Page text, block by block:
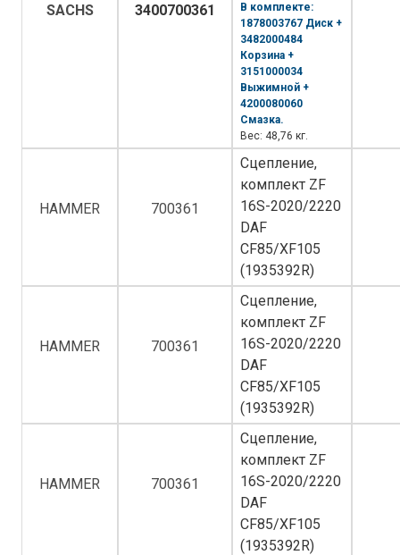
SACHS 3400700361
В комплекте:
1878003767 Диск +
3482000484
Корзина +
3151000034
Выжимной +
4200080060
Смазка.
Вес: 48,76 кг.
HAMMER 700361
Сцепление,
комплект ZF
16S-2020/2220
DAF
CF85/XF105
(1935392R)
HAMMER 700361
Сцепление,
комплект ZF
16S-2020/2220
DAF
CF85/XF105
(1935392R)
HAMMER 700361
Сцепление,
комплект ZF
16S-2020/2220
DAF
CF85/XF105
(1935392R)